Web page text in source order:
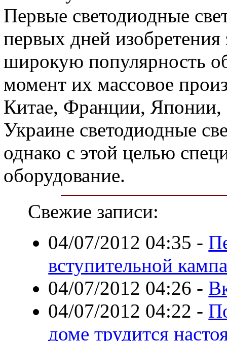
Первые светодиодные
первых дней изобретения
широкую популярность
момент их массовое
Китае, Франции,
Украине светодиодные
однако с этой целью
оборудование.
Свежие записи:
04/07/2012 04:35 -
вступительной
04/07/2012 04:26 -
04/07/2012 04:22 -
доме трудится